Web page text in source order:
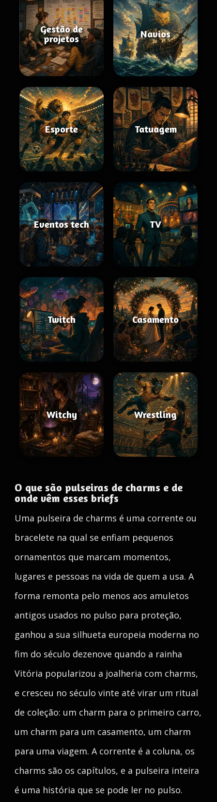
Gestão de
projetos
Navios
Esporte Tatuagem
Eventos tech TV
Twitch Casamento
Witchy Wrestling
O que são pulseiras de charms e de
onde vêm esses briefs
Uma pulseira de charms é uma corrente ou
bracelete na qual se enfiam pequenos
ornamentos que marcam momentos,
lugares e pessoas na vida de quem a usa. A
forma remonta pelo menos aos amuletos
antigos usados no pulso para proteção,
ganhou a sua silhueta europeia moderna no
fim do século dezenove quando a rainha
Vitória popularizou a joalheria com charms,
e cresceu no século vinte até virar um ritual
de coleção: um charm para o primeiro carro,
um charm para um casamento, um charm
para uma viagem. A corrente é a coluna, os
charms são os capítulos, e a pulseira inteira
é uma história que se pode ler no pulso.